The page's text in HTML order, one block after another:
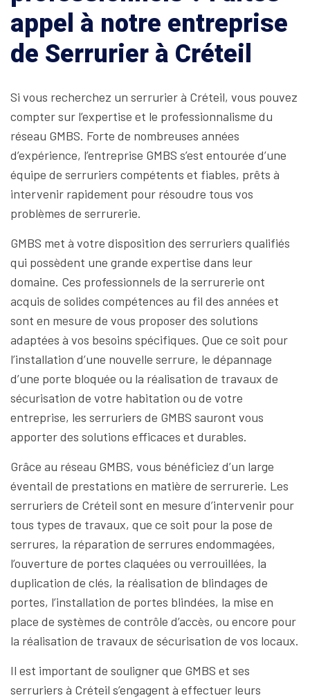
appel à notre entreprise
de Serrurier à Créteil
Si vous recherchez un serrurier à Créteil, vous pouvez
compter sur l’expertise et le professionnalisme du
réseau GMBS. Forte de nombreuses années
d’expérience, l’entreprise GMBS s’est entourée d’une
équipe de serruriers compétents et fiables, prêts à
intervenir rapidement pour résoudre tous vos
problèmes de serrurerie.
GMBS met à votre disposition des serruriers qualifiés
qui possèdent une grande expertise dans leur
domaine. Ces professionnels de la serrurerie ont
acquis de solides compétences au fil des années et
sont en mesure de vous proposer des solutions
adaptées à vos besoins spécifiques. Que ce soit pour
l’installation d’une nouvelle serrure, le dépannage
d’une porte bloquée ou la réalisation de travaux de
sécurisation de votre habitation ou de votre
entreprise, les serruriers de GMBS sauront vous
apporter des solutions efficaces et durables.
Grâce au réseau GMBS, vous bénéficiez d’un large
éventail de prestations en matière de serrurerie. Les
serruriers de Créteil sont en mesure d’intervenir pour
tous types de travaux, que ce soit pour la pose de
serrures, la réparation de serrures endommagées,
l’ouverture de portes claquées ou verrouillées, la
duplication de clés, la réalisation de blindages de
portes, l’installation de portes blindées, la mise en
place de systèmes de contrôle d’accès, ou encore pour
la réalisation de travaux de sécurisation de vos locaux.
Il est important de souligner que GMBS et ses
serruriers à Créteil s’engagent à effectuer leurs